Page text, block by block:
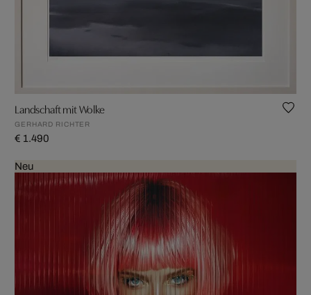
Landschaft mit Wolke
GERHARD RICHTER
€ 1.490
Neu